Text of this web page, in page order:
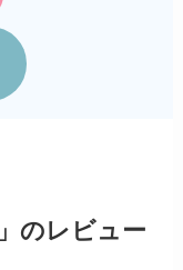
のレビュー